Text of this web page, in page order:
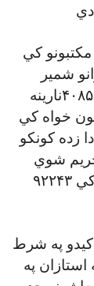
کي
دا استازانو شمير
۸۵،۳۲۵دي چه په دي کي۴۴۴،۶۶ زنانه او ۴۰۸۵۹نارينه
خواه کي
زده کونکو
تحريم شوي
ليکني استازانو شمير ۱۴۳۳،۹۹ چه په دي کي ۹۲۲۴۳
په شرط
استازان په